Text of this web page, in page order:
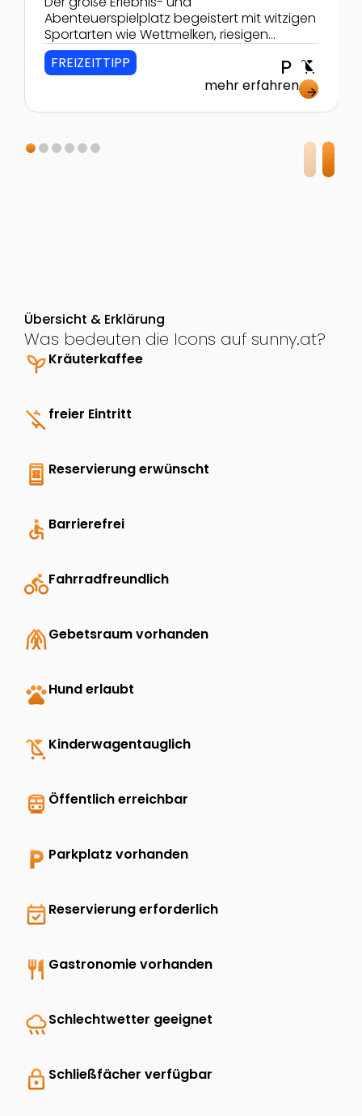
Abenteuerspielplatz begeistert mit witzigen
Sportarten wie Wettmelken, riesigen
Holztieren, einem Lehrpfad und vielen
Geschicklichkeitsspielen Jung und Alt!
FREIZEITTIPP local_parking child_friendly
mehr erfahren arrow_forward
Übersicht & Erklärung
Was bedeuten die Icons auf sunny.at?
psychiatryKräuterkaffee
money_off freier Eintritt
book_online Reservierung erwünscht
accessible Barrierefrei
directions_bikeFahrradfreundlich
folded_handsGebetsraum vorhanden
petsHund erlaubt
child_friendly Kinderwagentauglich
directions_transit Öffentlich erreichbar
local_parking Parkplatz vorhanden
event_availableReservierung erforderlich
restaurant Gastronomie vorhanden
rainySchlechtwetter geeignet
lock Schließfächer verfügbar